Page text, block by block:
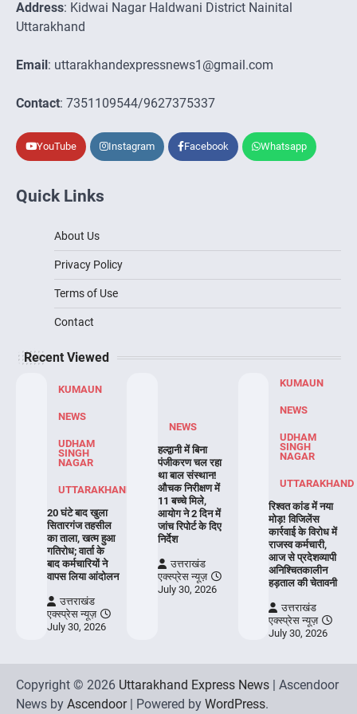
Address: Kidwai Nagar Haldwani District Nainital
Uttarakhand
Email : uttarakhandexpressnews1@gmail.com
Contact: 7351109544/9627375337
YouTube Instagram Facebook Whatsapp
Quick Links
About Us
Privacy Policy
Terms of Use
Contact
Recent Viewed
KUMAUN
NEWS
UDHAM
SINGH
NAGAR
UTTARAKHAND
20 घंटे बाद खुला
सितारगंज तहसील
का ताला, खत्म हुआ
गतिरोध; वार्ता के
बाद कर्मचारियों ने
वापस लिया आंदोलन
उत्तराखंड
एक्स्प्रेस न्यूज़
July 30, 2026
NEWS
हल्द्वानी में बिना
पंजीकरण चल रहा
था बाल संस्थान!
औचक निरीक्षण में
11 बच्चे मिले,
आयोग ने 2 दिन में
जांच रिपोर्ट के दिए
निर्देश
उत्तराखंड
एक्स्प्रेस न्यूज़
July 30, 2026
KUMAUN
NEWS
UDHAM
SINGH
NAGAR
UTTARAKHAND
रिश्वत कांड में नया
मोड़! विजिलेंस
कार्रवाई के विरोध में
राजस्व कर्मचारी,
आज से प्रदेशव्यापी
अनिश्चितकालीन
हड़ताल की चेतावनी
उत्तराखंड
एक्स्प्रेस न्यूज़
July 30, 2026
Copyright © 2026 Uttarakhand Express News | Ascendoor
News by Ascendoor| Powered by WordPress.